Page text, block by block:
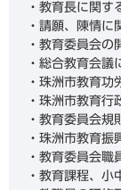
・教育長に関す
・請願、陳情に
・教育委員会の
・総合教育会議
・珠洲市教育功
・珠洲市教育行
・教育委員会規
・珠洲市教育振
・教育委員会職
・教育課程、小